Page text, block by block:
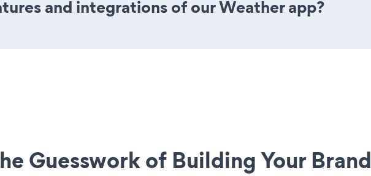
and integrations of our Weather app?
Guesswork of Building Your Brand